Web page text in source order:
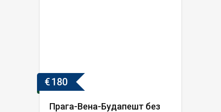
€180
Прага-Вена-Будапешт без